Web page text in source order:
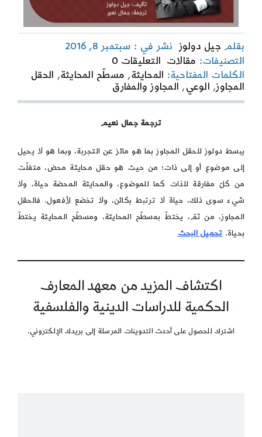
بقلم جيل دولوز
نشر في : سبتمبر 8, 2016
التصنيفات: مقالات التعليقات 0
المحايثة:
حياة
الكلمات المفتاحية: المحايثة, مسطّح المحايثة, الحقل
المجاوز, الوعي , المجاوز والمفارق
ترجمة جمال نعيم
يبسط دولوز للحقل المجاوز بما هو مائز عن التجربة، وبما هو لا يحيل
إلى موضوع أو إلى ذات؛ من حيث هو حقل محايثة محض، متفلّت
من كلّ مفارقة للذات كما للموضوع، والمحايثة المحضة حياة، ولا
شيء سوى ذلك، حياة لا ترتبط بكائن، ولا تخضع لأفعول. فالحقل
المجاوز، من ثمّ، يختطّ بمسطّح المحايثة، ومسطّح المحايثة يختطّ
بحياة. تحميل البحث
اكتشاف المزيد من معهد المعارف
الحكمية للدراسات الدينية والفلسفية
اشترك للحصول على أحدث التدوينات المرسلة إلى بريدك الإلكتروني.